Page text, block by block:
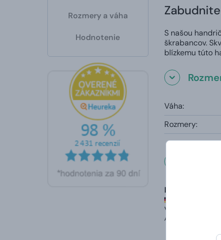
Rozmery a váha
Hodnotenie
S našou
škrabancov.
blízkemu túto
Váha:
Rozmery:
Helmut
hodnotené
Velmi rychlé
Automaticky